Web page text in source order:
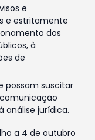
e
e estritamente
dos
à
de
possam suscitar
análise jurídica.
a 4 de outubro